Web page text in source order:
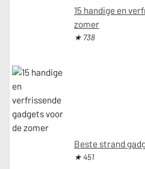
15 handige en
zomer
★ 738
Beste strand
★ 451